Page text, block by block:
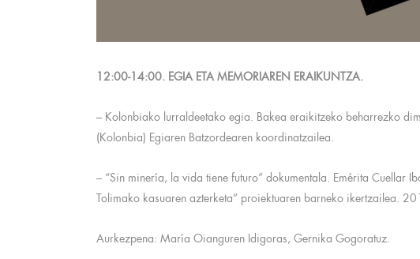
12:00-14:00. EGIA ETA MEMORIAREN ERAIKUNTZA.
– Kolonbiako lurraldeetako egia. Bakea eraikitzeko beharrezko
(Kolonbia) Egiaren Batzordearen koordinatzailea.
– “Sin minería, la vida tiene futuro” dokumentala. Emérita Cuellar
Tolimako kasuaren azterketa” proiektuaren barneko ikertzailea.
Aurkezpena: María Oianguren Idigoras, Gernika Gogoratuz.